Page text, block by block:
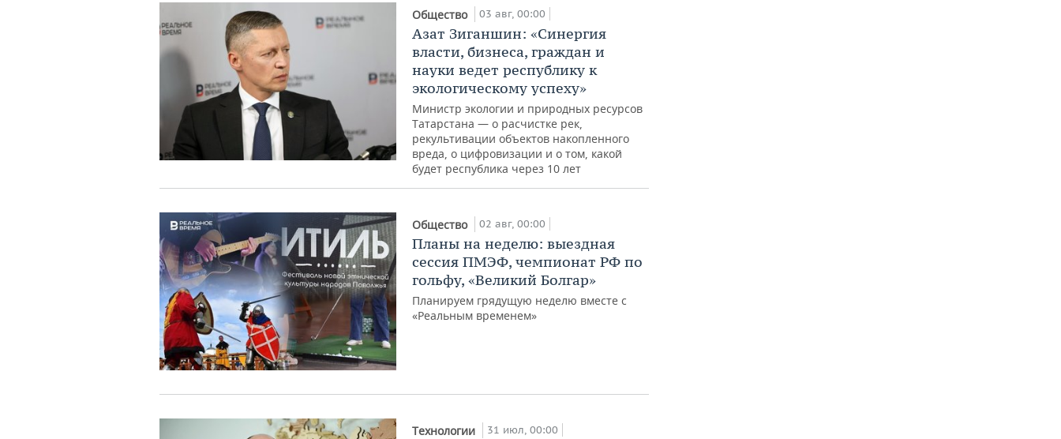
Общество 03 авг, 00:00
Азат Зиганшин: «Синергия
власти, бизнеса, граждан и
науки ведет республику к
экологическому успеху»
Министр экологии и природных ресурсов
Татарстана — о расчистке рек,
рекультивации объектов накопленного
вреда, о цифровизации и о том, какой
будет республика через 10 лет
Общество 02 авг, 00:00
Планы на неделю: выездная
сессия ПМЭФ, чемпионат РФ по
гольфу, «Великий Болгар»
Планируем грядущую неделю вместе с
«Реальным временем»
Технологии 31 июл, 00:00